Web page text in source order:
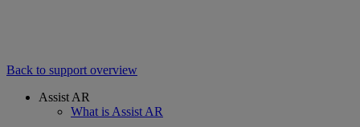
Back to support overview
Assist AR
What is Assist AR